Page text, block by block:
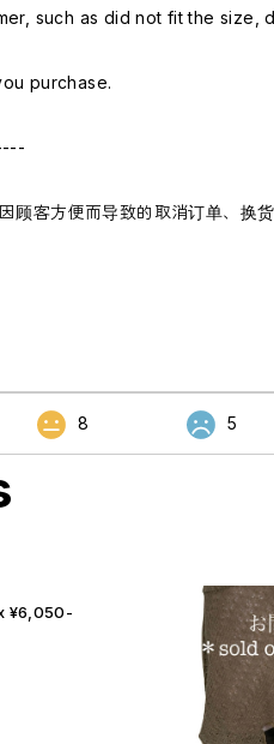
such as did not fit the size,
purchase.
顾客方便而导致的取消订单、换
8 5
¥6,050-